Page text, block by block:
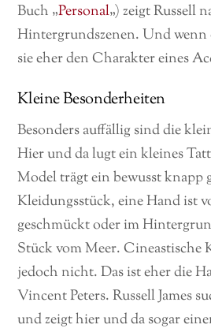
Buch „Personal„) zeigt Russell
Hintergrundszenen. Und
sie eher den Charakter eines
Kleine Besonderheiten
Besonders auffällig sind die
Hier und da lugt ein kleines
Model trägt ein bewusst knapp
Kleidungsstück, eine Hand ist
geschmückt oder im
Stück vom Meer. Cineastische
jedoch nicht. Das ist eher die
Vincent Peters. Russell James
und zeigt hier und da sogar